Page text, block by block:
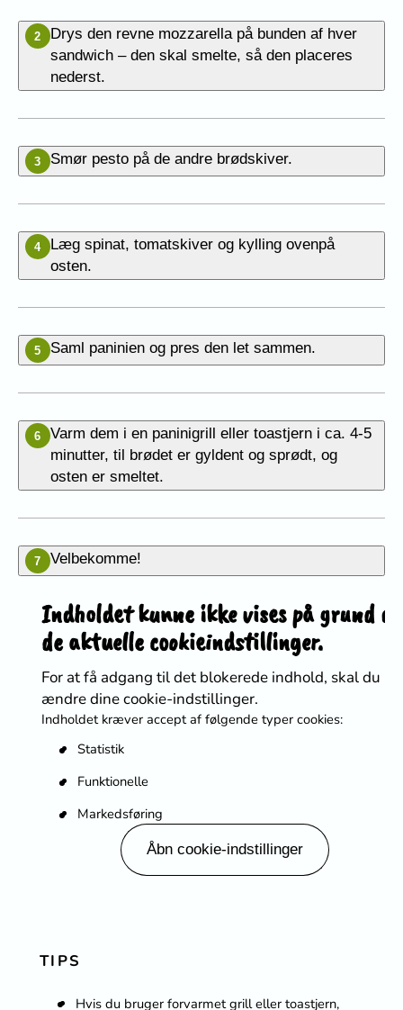
2
Drys den revne mozzarella på bunden af hver
sandwich – den skal smelte, så den placeres
nederst.
3 Smør pesto på de andre brødskiver.
4
Læg spinat, tomatskiver og kylling ovenpå
osten.
5 Saml paninien og pres den let sammen.
6
Varm dem i en paninigrill eller toastjern i ca. 4-5
minutter, til brødet er gyldent og sprødt, og
osten er smeltet.
7 Velbekomme!
Indholdet kunne ikke vises på grund af
de aktuelle cookieindstillinger.
For at få adgang til det blokerede indhold, skal du
ændre dine cookie-indstillinger.
Indholdet kræver accept af følgende typer cookies:
Statistik
Funktionelle
Markedsføring
Åbn cookie-indstillinger
TIPS
Hvis du bruger forvarmet grill eller toastjern,